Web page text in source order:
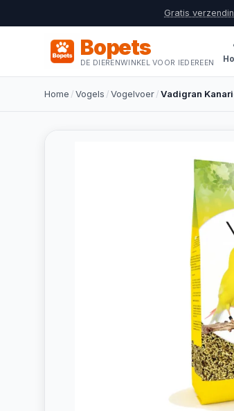
Gratis
Bopets
DE DIERENWINKEL VOOR IEDEREEN
Home /Vogels /Vogelvoer/Vadigran